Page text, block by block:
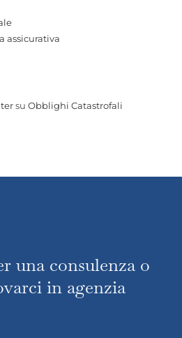
assicurativa
suObblighi Catastrofali
una consulenza o
in agenzia